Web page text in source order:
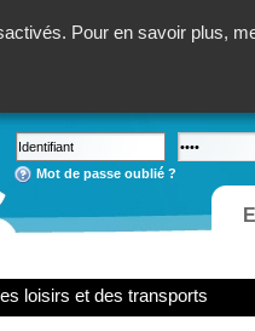
Pour en savoir plus,
Mot de passe oublié ?
loisirs et des transports